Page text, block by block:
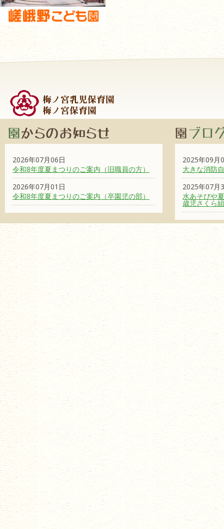
2026年07月06日
令和8年度夏まつりのご案内（旧職員の方）
2026年07月01日
令和8年度夏まつりのご案内（卒園児の部）
2025年09月
大きな消防
2025年07月
水あそびや
歳児さくら